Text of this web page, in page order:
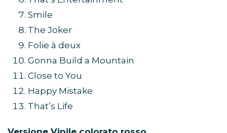
Smile
The Joker
Folie à deux
Gonna Build a Mountain
Close to You
Happy Mistake
That’s Life